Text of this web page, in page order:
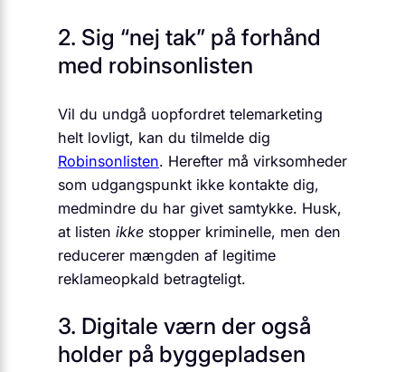
2. Sig “nej tak” på forhånd
med robinsonlisten
Vil du undgå uopfordret telemarketing
helt lovligt, kan du tilmelde dig
Robinsonlisten. Herefter må virksomheder
som udgangspunkt ikke kontakte dig,
medmindre du har givet samtykke. Husk,
at listen ikke stopper kriminelle, men den
reducerer mængden af legitime
reklameopkald betragteligt.
3. Digitale værn der også
holder på byggepladsen